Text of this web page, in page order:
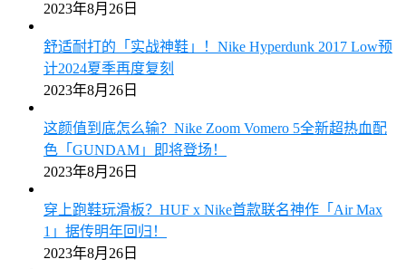
2023年8月26日
舒适耐打的「实战神鞋」！Nike Hyperdunk 2017 Low预
计2024夏季再度复刻
2023年8月26日
这颜值到底怎么输？Nike Zoom Vomero 5全新超热血配
色「GUNDAM」即将登场！
2023年8月26日
穿上跑鞋玩滑板？HUF x Nike首款联名神作「Air Max
1」据传明年回归！
2023年8月26日